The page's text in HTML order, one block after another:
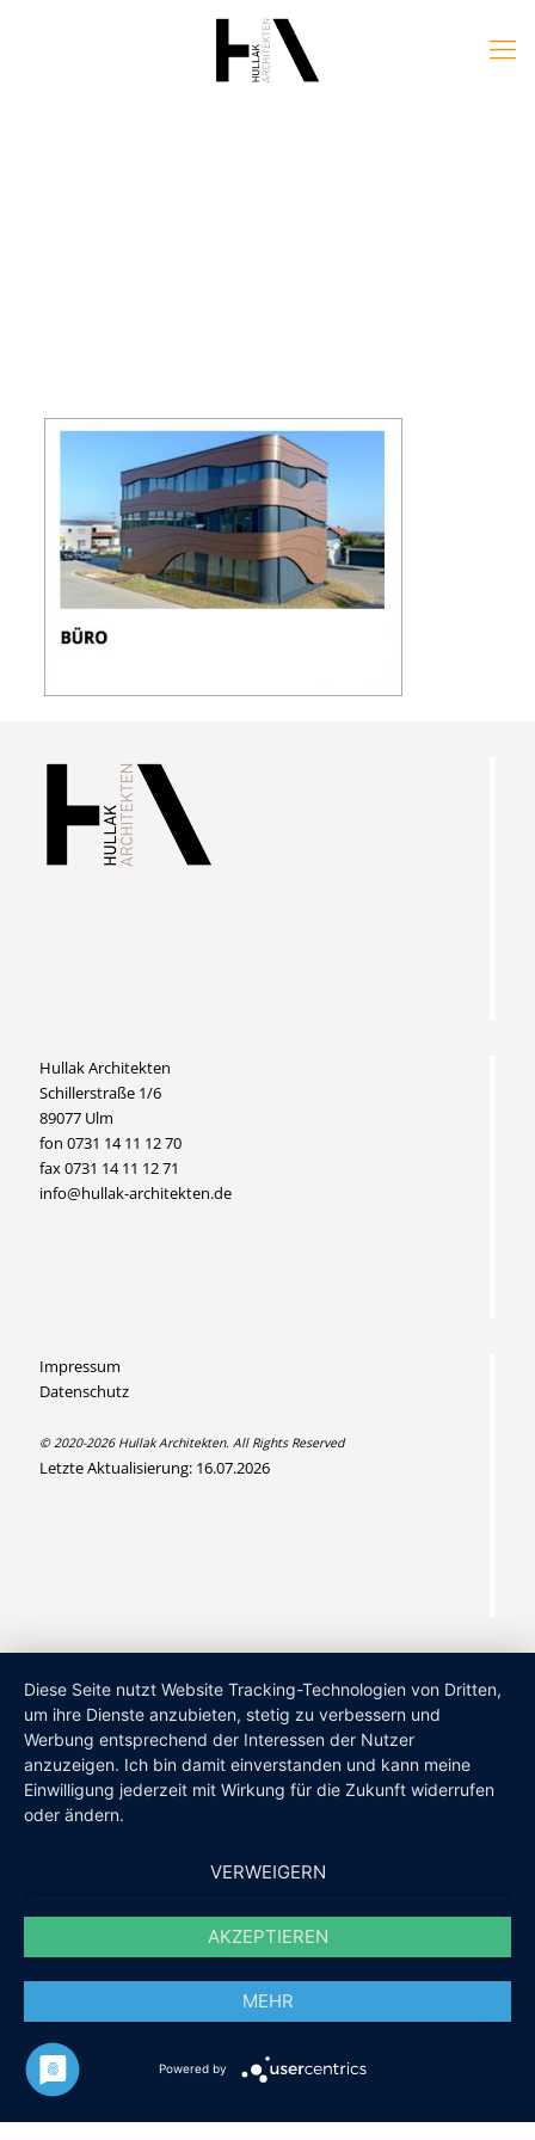
Hullak Architekten
Schillerstraße 1/6
89077 Ulm
fon 0731 14 11 12 70
fax 0731 14 11 12 71
info@hullak-architekten.de
Impressum
Datenschutz
© 2020-2026 Hullak Architekten. All Rights Reserved
Letzte Aktualisierung: 16.07.2026
Diese Seite nutzt Website Tracking-Technologien von Dritten,
um ihre Dienste anzubieten, stetig zu verbessern und
Werbung entsprechend der Interessen der Nutzer
anzuzeigen. Ich bin damit einverstanden und kann meine
Einwilligung jederzeit mit Wirkung für die Zukunft widerrufen
oder ändern.
VERWEIGERN
AKZEPTIEREN
MEHR
Powered by